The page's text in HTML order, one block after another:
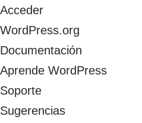
Acceder
WordPress.org
Documentación
Aprende WordPress
Soporte
Sugerencias